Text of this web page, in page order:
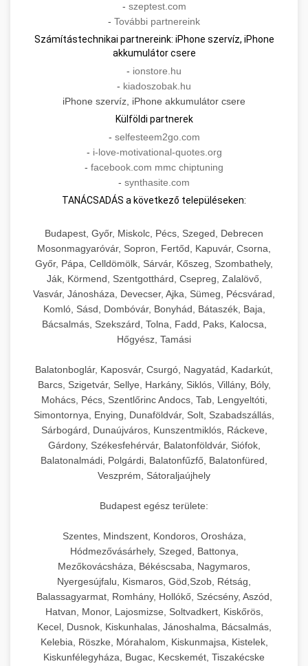
- szeptest.com
- További partnereink
Számítástechnikai partnereink: iPhone szervíz, iPhone
akkumulátor csere
- ionstore.hu
- kiadoszobak.hu
iPhone szervíz, iPhone akkumulátor csere
Külföldi partnerek
- selfesteem2go.com
- i-love-motivational-quotes.org
- facebook.com mmc chiptuning
- synthasite.com
TANÁCSADÁS a következő településeken:
Budapest, Győr, Miskolc, Pécs, Szeged, Debrecen
Mosonmagyaróvár, Sopron, Fertőd, Kapuvár, Csorna,
Győr, Pápa, Celldömölk, Sárvár, Kőszeg, Szombathely,
Ják, Körmend, Szentgotthárd, Csepreg, Zalalövő,
Vasvár, Jánosháza, Devecser, Ajka, Sümeg, Pécsvárad,
Komló, Sásd, Dombóvár, Bonyhád, Bátaszék, Baja,
Bácsalmás, Szekszárd, Tolna, Fadd, Paks, Kalocsa,
Hőgyész, Tamási
Balatonboglár, Kaposvár, Csurgó, Nagyatád, Kadarkút,
Barcs, Szigetvár, Sellye, Harkány, Siklós, Villány, Bóly,
Mohács, Pécs, Szentlőrinc Andocs, Tab, Lengyeltóti,
Simontornya, Enying, Dunaföldvár, Solt, Szabadszállás,
Sárbogárd, Dunaújváros, Kunszentmiklós, Ráckeve,
Gárdony, Székesfehérvár, Balatonföldvár, Siófok,
Balatonalmádi, Polgárdi, Balatonfűzfő, Balatonfüred,
Veszprém, Sátoraljaújhely
Budapest egész területe:
Szentes, Mindszent, Kondoros, Orosháza,
Hódmezővásárhely, Szeged, Battonya,
Mezőkovácsháza, Békéscsaba, Nagymaros,
Nyergesújfalu, Kismaros, Göd,Szob, Rétság,
Balassagyarmat, Romhány, Hollókő, Szécsény, Aszód,
Hatvan, Monor, Lajosmizse, Soltvadkert, Kiskőrös,
Kecel, Dusnok, Kiskunhalas, Jánoshalma, Bácsalmás,
Kelebia, Röszke, Mórahalom, Kiskunmajsa, Kistelek,
Kiskunfélegyháza, Bugac, Kecskemét, Tiszakécske